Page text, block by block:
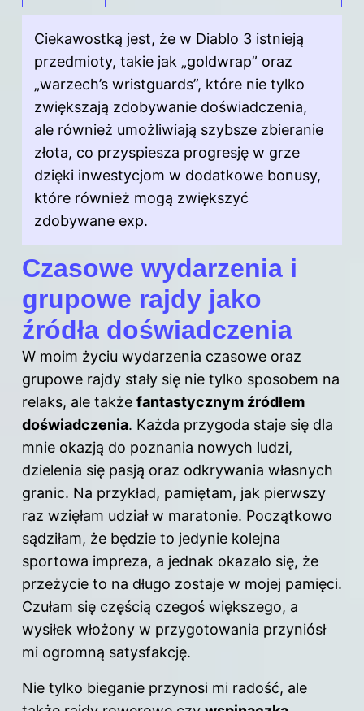
Ciekawostką jest, że w Diablo 3 istnieją
przedmioty, takie jak „goldwrap” oraz
„warzech’s wristguards”, które nie tylko
zwiększają zdobywanie doświadczenia,
ale również umożliwiają szybsze zbieranie
złota, co przyspiesza progresję w grze
dzięki inwestycjom w dodatkowe bonusy,
które również mogą zwiększyć
zdobywane exp.
Czasowe wydarzenia i
grupowe rajdy jako
źródła doświadczenia
W moim życiu wydarzenia czasowe oraz
grupowe rajdy stały się nie tylko sposobem na
relaks, ale także fantastycznym źródłem
doświadczenia. Każda przygoda staje się dla
mnie okazją do poznania nowych ludzi,
dzielenia się pasją oraz odkrywania własnych
granic. Na przykład, pamiętam, jak pierwszy
raz wzięłam udział w maratonie. Początkowo
sądziłam, że będzie to jedynie kolejna
sportowa impreza, a jednak okazało się, że
przeżycie to na długo zostaje w mojej pamięci.
Czułam się częścią czegoś większego, a
wysiłek włożony w przygotowania przyniósł
mi ogromną satysfakcję.
Nie tylko bieganie przynosi mi radość, ale